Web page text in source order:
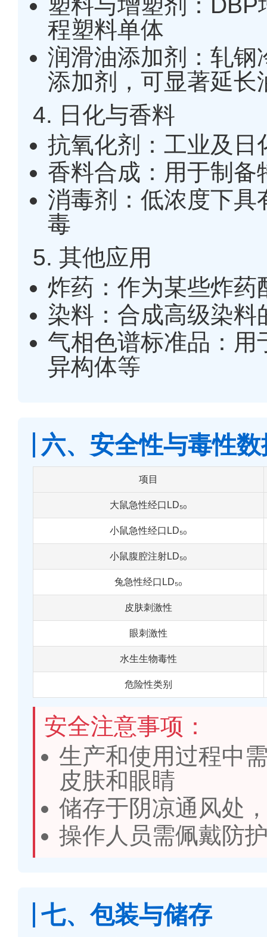
塑料与增塑剂：
程塑料单体
润滑油添加剂：轧钢
添加剂，可显著延长
4. 日化与香料
抗氧化剂：工业及日
香料合成：用于制备
消毒剂：低浓度下具
毒
5. 其他应用
炸药：作为某些炸药
染料：合成高级染料
气相色谱标准品：用
异构体等
六、安全性与毒性数
项目
大鼠急性经口LD₅₀
小鼠急性经口LD₅₀
小鼠腹腔注射LD₅₀
兔急性经口LD₅₀
皮肤刺激性
眼刺激性
水生生物毒性
危险性类别
安全注意事项：
生产和使用过程中
皮肤和眼睛
储存于阴凉通风处
操作人员需佩戴防
七、包装与储存